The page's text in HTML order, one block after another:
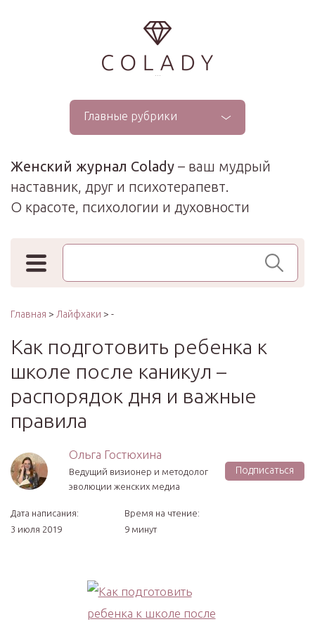
...
Главные рубрики
Женский журнал Colady – ваш мудрый
наставник, друг и психотерапевт.
О красоте, психологии и духовности
Поиск по сайту
Главная > Лайфхаки > -
Как подготовить ребенка к
школе после каникул –
распорядок дня и важные
правила
Ольга Гостюхина
Ведущий визионер и методолог
эволюции женских медиа
Подписаться
Дата написания:
3 июля 2019
Время на чтение:
9 минут